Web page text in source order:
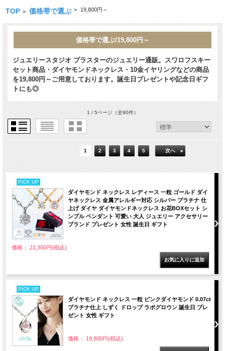
TOP > 価格帯で選ぶ > 19,800円～
価格帯で選ぶ/19,800円～
ジュエリースタジオ プラスターのジュエリー通販。スワロフスキー
セット商品・ダイヤモンドネックレス・10金イヤリングなどの商品
を19,800円～ご用意しております。誕生日プレゼントや記念日ギフ
トにも◎
1 / 5ページ（全90件）
1 2 3 4 5 次へ
PICK UP
ダイヤモンド ネックレス レディース 一粒 ゴールド ダイ
ヤネックレス 金属アレルギー対応 シルバー プラチナ 仕
上げ ダイヤ ダイヤモンドネックレス お花BOXセット シ
ンプル ペンダント 可愛い 大人 ジュエリー アクセサリー
ブランド プレゼント 女性 誕生日 ギフト
価格： 21,300円(税込)
PICK UP
ダイヤモンド ネックレス 一粒 ピンクダイヤモンド 0.07ct
プラチナ仕上 しずく ドロップ ラボグロウン 誕生日 プレ
ゼント 女性 ギフト
価格： 19,800円(税込)